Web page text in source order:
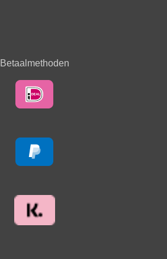
Betaalmethoden